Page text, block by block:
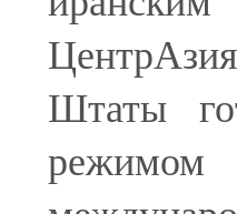
Штаты